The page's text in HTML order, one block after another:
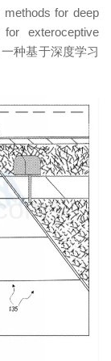
for deep
for exteroceptive
种基于深度学习
）